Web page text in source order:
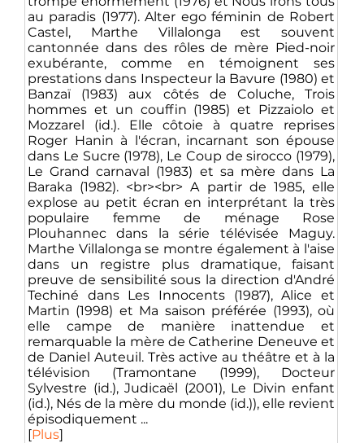
au paradis (1977). Alter ego féminin de Robert
Castel, Marthe Villalonga est souvent
cantonnée dans des rôles de mère Pied-noir
exubérante, comme en témoignent ses
prestations dans Inspecteur la Bavure (1980) et
Banzaï (1983) aux côtés de Coluche, Trois
hommes et un couffin (1985) et Pizzaiolo et
Mozzarel (id.). Elle côtoie à quatre reprises
Roger Hanin à l'écran, incarnant son épouse
dans Le Sucre (1978), Le Coup de sirocco (1979),
Le Grand carnaval (1983) et sa mère dans La
Baraka (1982). <br><br> A partir de 1985, elle
explose au petit écran en interprétant la très
populaire femme de ménage Rose
Plouhannec dans la série télévisée Maguy.
Marthe Villalonga se montre également à l'aise
dans un registre plus dramatique, faisant
preuve de sensibilité sous la direction d'André
Techiné dans Les Innocents (1987), Alice et
Martin (1998) et Ma saison préférée (1993), où
elle campe de manière inattendue et
remarquable la mère de Catherine Deneuve et
de Daniel Auteuil. Très active au théâtre et à la
télévision (Tramontane (1999), Docteur
Sylvestre (id.), Judicaël (2001), Le Divin enfant
(id.), Nés de la mère du monde (id.)), elle revient
épisodiquement ...
[Plus]